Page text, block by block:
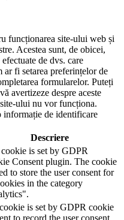
funcționarea site-ului web și
Acestea sunt, de obicei,
de dvs. care
fi setarea preferințelor de
formularelor. Puteți
avertizeze despre aceste
ului nu vor funcționa.
informație de identificare
Descriere
is set by GDPR
Consent plugin. The cookie
to store the user consent for
in the category
is set by GDPR cookie
to record the user consent